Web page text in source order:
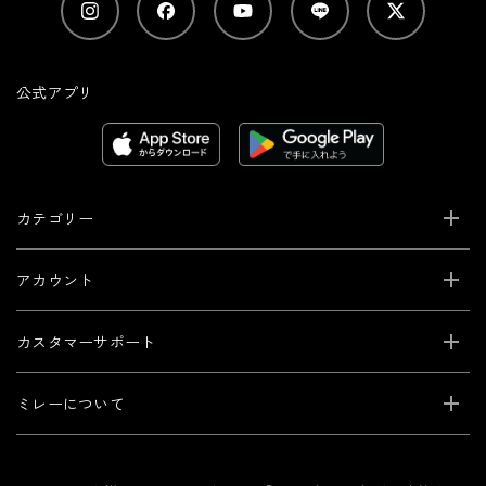
公式アプリ
カテゴリー
アカウント
カスタマーサポート
ミレーについて